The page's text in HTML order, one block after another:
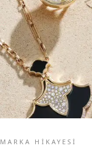
MARKA HIKAYESI